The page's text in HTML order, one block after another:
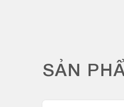
SẢN